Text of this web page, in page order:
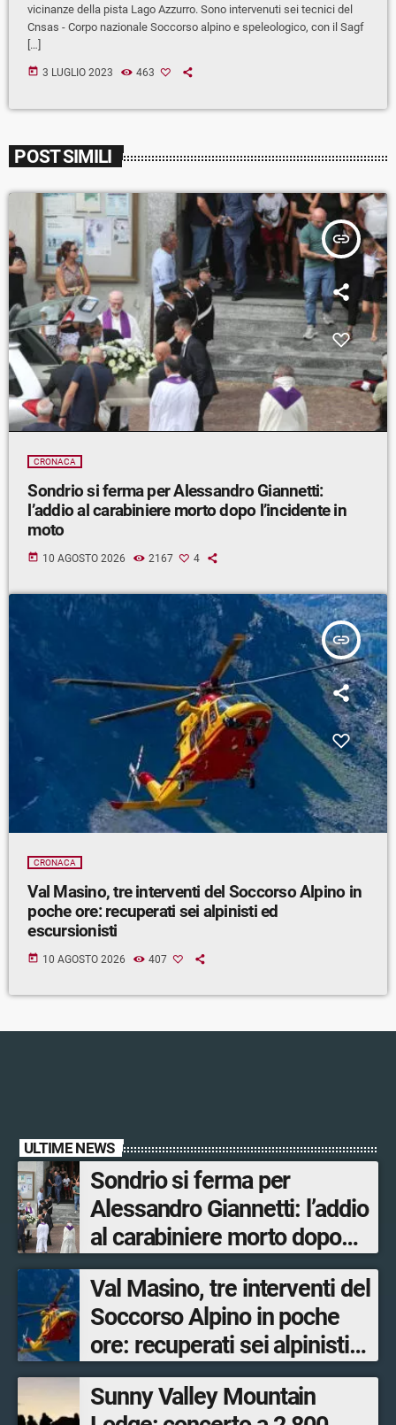
vicinanze della pista Lago Azzurro. Sono intervenuti sei tecnici del
Cnsas - Corpo nazionale Soccorso alpino e speleologico, con il Sagf
[…]
today 3 LUGLIO 2023 463
POST SIMILI
insert_link
CRONACA
Sondrio si ferma per Alessandro Giannetti:
l’addio al carabiniere morto dopo l’incidente in
moto
today 10 AGOSTO 2026 2167 4
insert_link
CRONACA
Val Masino, tre interventi del Soccorso Alpino in
poche ore: recuperati sei alpinisti ed
escursionisti
today 10 AGOSTO 2026 407
ULTIME NEWS
Sondrio si ferma per
Alessandro Giannetti: l’addio
al carabiniere morto dopo
l’incidente in moto
Val Masino, tre interventi del
Soccorso Alpino in poche
ore: recuperati sei alpinisti
ed escursionisti
Sunny Valley Mountain